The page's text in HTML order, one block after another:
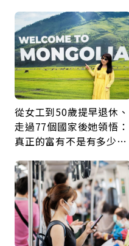
癒率達9成5
從女工到50歲提早退休、
走過77個國家後她領悟：
真正的富有不是有多少
自由